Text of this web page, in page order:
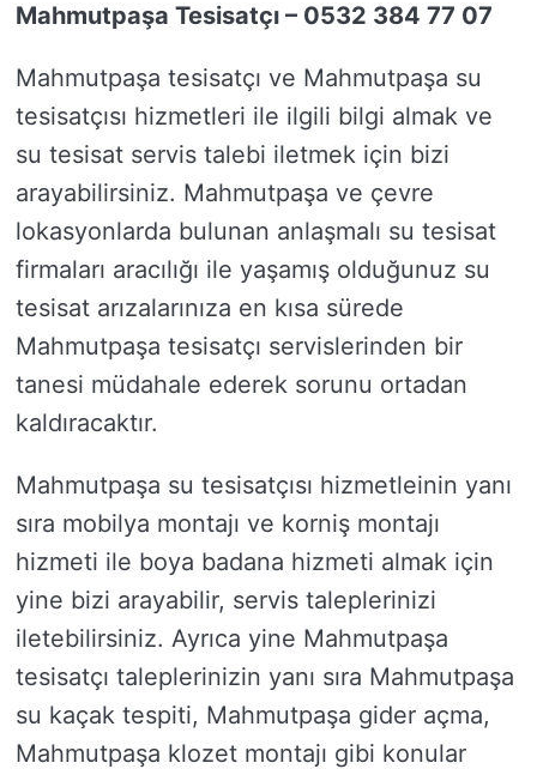
Mahmutpaşa Tesisatçı – 0532 384 77 07
Mahmutpaşa tesisatçı ve Mahmutpaşa su
tesisatçısı hizmetleri ile ilgili bilgi almak ve
su tesisat servis talebi iletmek için bizi
arayabilirsiniz. Mahmutpaşa ve çevre
lokasyonlarda bulunan anlaşmalı su tesisat
firmaları aracılığı ile yaşamış olduğunuz su
tesisat arızalarınıza en kısa sürede
Mahmutpaşa tesisatçı servislerinden bir
tanesi müdahale ederek sorunu ortadan
kaldıracaktır.
Mahmutpaşa su tesisatçısı hizmetleinin yanı
sıra mobilya montajı ve korniş montajı
hizmeti ile boya badana hizmeti almak için
yine bizi arayabilir, servis taleplerinizi
iletebilirsiniz. Ayrıca yine Mahmutpaşa
tesisatçı taleplerinizin yanı sıra Mahmutpaşa
su kaçak tespiti, Mahmutpaşa gider açma,
Mahmutpaşa klozet montajı gibi konular